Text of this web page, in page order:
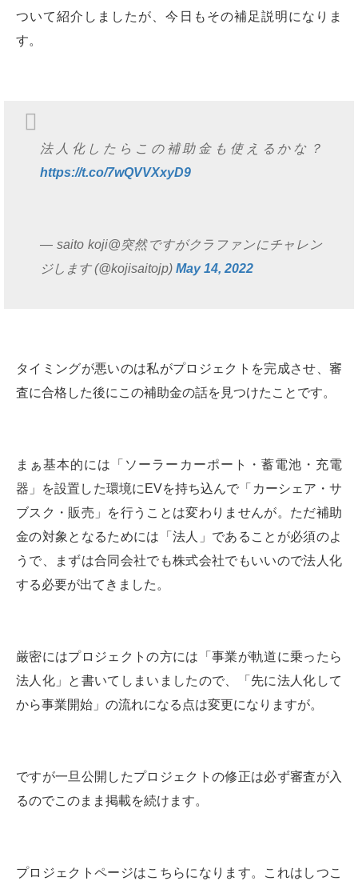
ついて紹介しましたが、今日もその補足説明になりま
す。
法人化したらこの補助金も使えるかな？
https://t.co/7wQVVXxyD9
— saito koji@突然ですがクラファンにチャレン
ジします (@kojisaitojp) May 14, 2022
タイミングが悪いのは私がプロジェクトを完成させ、審
査に合格した後にこの補助金の話を見つけたことです。
まぁ基本的には「ソーラーカーポート・蓄電池・充電
器」を設置した環境にEVを持ち込んで「カーシェア・サ
ブスク・販売」を行うことは変わりませんが。ただ補助
金の対象となるためには「法人」であることが必須のよ
うで、まずは合同会社でも株式会社でもいいので法人化
する必要が出てきました。
厳密にはプロジェクトの方には「事業が軌道に乗ったら
法人化」と書いてしまいましたので、「先に法人化して
から事業開始」の流れになる点は変更になりますが。
ですが一旦公開したプロジェクトの修正は必ず審査が入
るのでこのまま掲載を続けます。
プロジェクトページはこちらになります。これはしつこ